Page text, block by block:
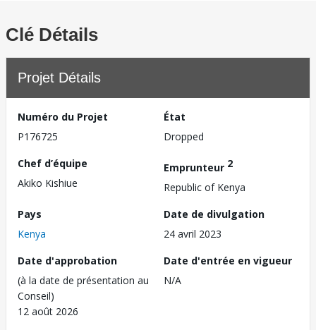
Clé Détails
Projet Détails
Numéro du Projet
P176725
État
Dropped
Chef d’équipe
Akiko Kishiue
Emprunteur 2
Republic of Kenya
Pays
Kenya
Date de divulgation
24 avril 2023
Date d'approbation
(à la date de présentation au
Conseil)
12 août 2026
Date d'entrée en vigueur
N/A